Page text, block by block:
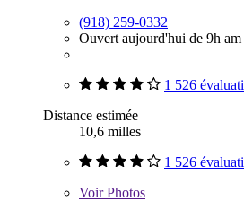
(918) 259-0332
Ouvert aujourd'hui de 9h
1 526
Distance estimée
10,6 milles
1 526
VoirPhotos